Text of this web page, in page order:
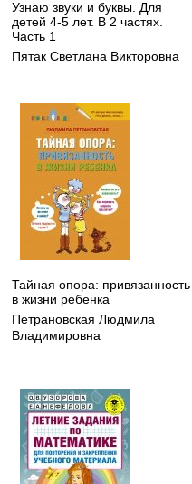
Узнаю звуки и буквы. Для
детей 4-5 лет. В 2 частях.
Часть 1
Пятак Светлана Викторовна
Тайная опора: привязанность
в жизни ребенка
Петрановская Людмила
Владимировна